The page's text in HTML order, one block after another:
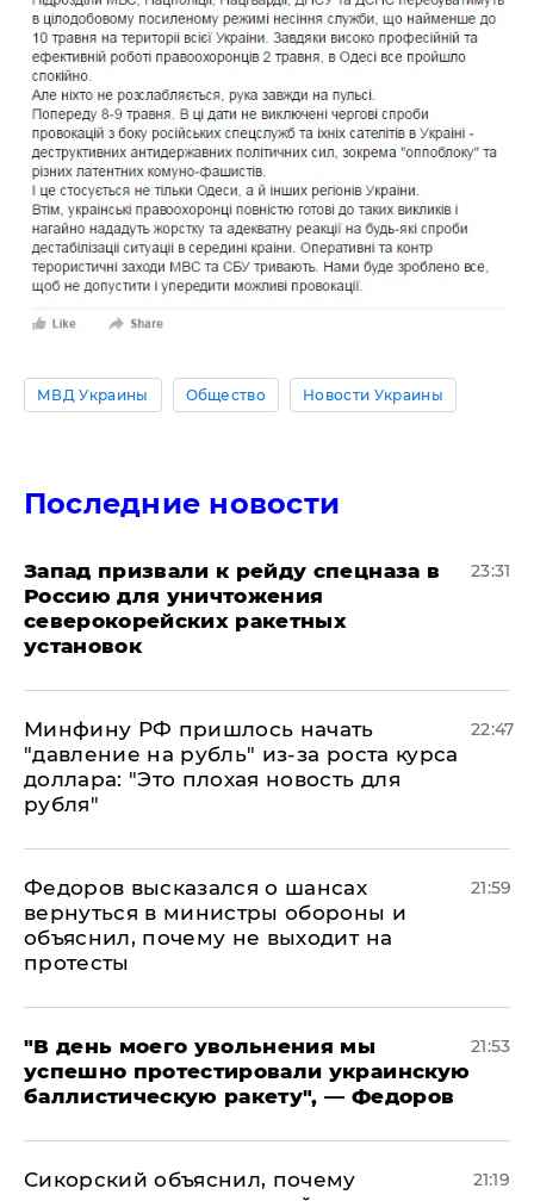
МВД Украины Общество Новости Украины
Последние новости
Запад призвали к рейду спецназа в
Россию для уничтожения
северокорейских ракетных
установок
23:31
Минфину РФ пришлось начать
"давление на рубль" из-за роста курса
доллара: "Это плохая новость для
рубля"
22:47
Федоров высказался о шансах
вернуться в министры обороны и
объяснил, почему не выходит на
протесты
21:59
​"В день моего увольнения мы
успешно протестировали украинскую
баллистическую ракету", — Федоров
21:53
Сикорский объяснил, почему
21:19